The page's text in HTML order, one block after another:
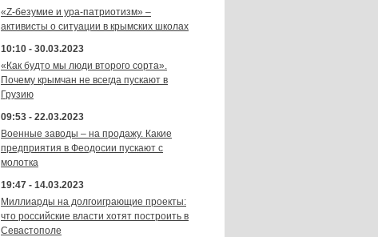
«Z-безумие и ура-патриотизм» –
активисты о ситуации в крымских школах
10:10 - 30.03.2023
«Как будто мы люди второго сорта».
Почему крымчан не всегда пускают в
Грузию
09:53 - 22.03.2023
Военные заводы – на продажу. Какие
предприятия в Феодосии пускают с
молотка
19:47 - 14.03.2023
Миллиарды на долгоиграющие проекты:
что российские власти хотят построить в
Севастополе